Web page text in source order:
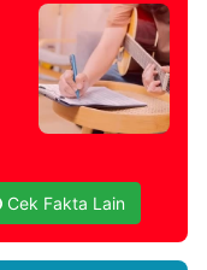
Cek Fakta Lain